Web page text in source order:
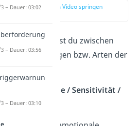
zur Stelle im Video springen
unterscheidest du zwischen
drei Ausprägungen bzw. Arten der
Empathie / Sensitivität /
Empathie
– Dauer: 03:02
– Dauer: 03:56
– Dauer: 03:10